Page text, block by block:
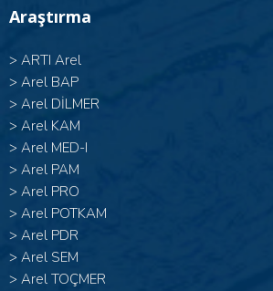
Araştırma
> ARTI Arel
> Arel BAP
> Arel DİLMER
> Arel KAM
> Arel MED-I
> Arel PAM
> Arel PRO
> Arel POTKAM
> Arel PDR
> Arel SEM
> Arel TOÇMER